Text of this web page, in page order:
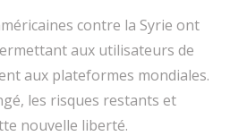
contre la Syrie ont
aux utilisateurs de
aux plateformes mondiales.
les risques restants et
nouvelle liberté.